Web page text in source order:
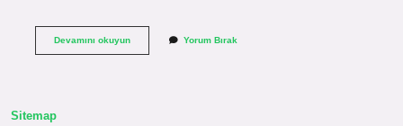
Devamını okuyun1924
Yorum Bırak
Sitemap